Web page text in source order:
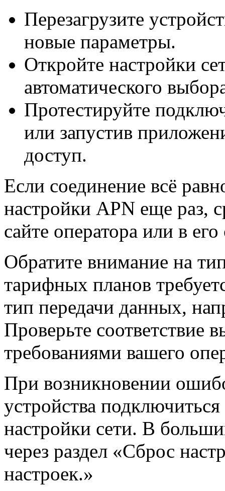
Перезагрузите
новые параметры.
Откройте настройки
автоматического
Протестируйте
или запустив
доступ.
Если соединение всё
настройки APN еще раз,
сайте оператора или в
Обратите внимание на
тарифных планов
тип передачи данных,
Проверьте соответствие
требованиями вашего
При возникновении
устройства
настройки сети. В
через раздел «Сброс
настроек.»